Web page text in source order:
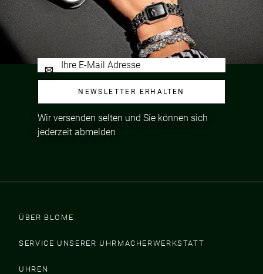
NEWSLETTER ERHALTEN
Wir versenden selten und Sie können sich
jederzeit abmelden
ÜBER BLOME
SERVICE UNSERER UHRMACHERWERKSTATT
UHREN